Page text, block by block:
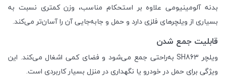
بدنه آلومینیومی علاوه بر استحکام مناسب، وزن کمتری نسبت به
بسیاری از ویلچرهای فلزی دارد و حمل و جابه‌جایی آن را آسان‌تر می‌کند.
قابلیت جمع شدن
ویلچر SH863 به‌راحتی جمع می‌شود و فضای کمی اشغال می‌کند. این
ویژگی برای حمل در خودرو یا نگهداری در منزل بسیار کاربردی است.